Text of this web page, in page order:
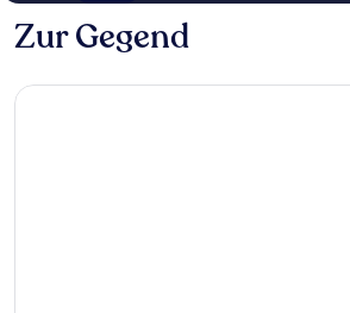
Zur Gegend